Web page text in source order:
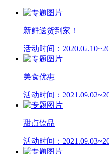
新鲜送货到家！
活动时间：
美食优惠
活动时间：
甜点饮品
活动时间：